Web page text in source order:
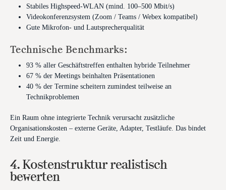
Stabiles Highspeed-WLAN (mind. 100–500 Mbit/s)
Videokonferenzsystem (Zoom / Teams / Webex kompatibel)
Gute Mikrofon- und Lautsprecherqualität
Technische Benchmarks:
93 % aller Geschäftstreffen enthalten hybride Teilnehmer
67 % der Meetings beinhalten Präsentationen
40 % der Termine scheitern zumindest teilweise an
Technikproblemen
Ein Raum ohne integrierte Technik verursacht zusätzliche
Organisationskosten – externe Geräte, Adapter, Testläufe. Das bindet
Zeit und Energie.
4. Kostenstruktur realistisch
bewerten